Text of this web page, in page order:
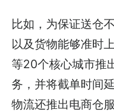
比如，为保证送仓
以及货物能够准时
等20个核心城市推
务，并将截单时间
物流还推出电商仓